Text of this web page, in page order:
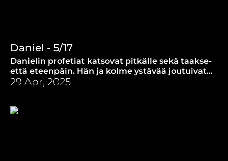
Daniel - 5/17
Danielin profetiat katsovat pitkälle sekä taakse-
että eteenpäin. Hän ja kolme ystävää joutuivat
kuolemanvaaraan uskonsa tähden.
29 Apr, 2025